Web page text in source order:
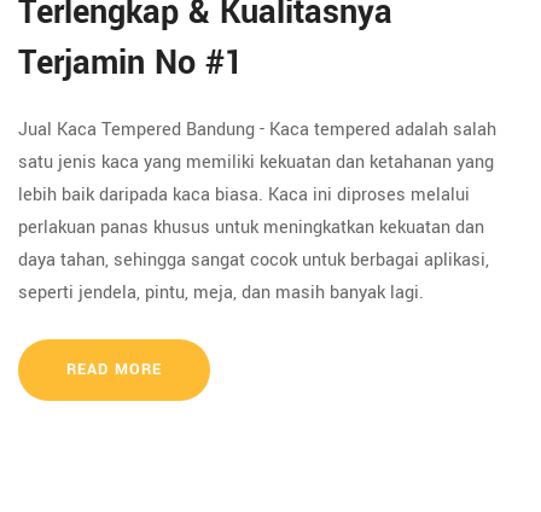
Terlengkap & Kualitasnya
Terjamin No #1
Jual Kaca Tempered Bandung - Kaca tempered adalah salah
satu jenis kaca yang memiliki kekuatan dan ketahanan yang
lebih baik daripada kaca biasa. Kaca ini diproses melalui
perlakuan panas khusus untuk meningkatkan kekuatan dan
daya tahan, sehingga sangat cocok untuk berbagai aplikasi,
seperti jendela, pintu, meja, dan masih banyak lagi.
READ MORE